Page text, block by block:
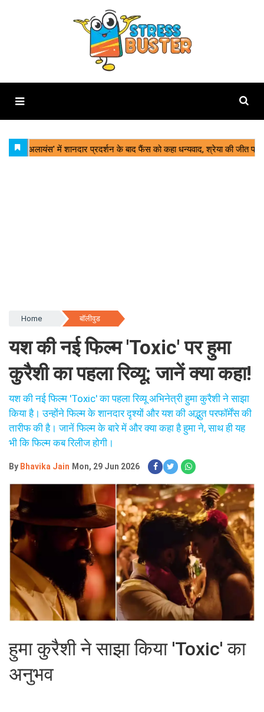
Home बॉलीवुड
यश की नई फिल्म 'Toxic' पर हुमा
कुरैशी का पहला रिव्यू: जानें क्या कहा!
यश की नई फिल्म 'Toxic' का पहला रिव्यू अभिनेत्री हुमा कुरैशी ने साझा
किया है। उन्होंने फिल्म के शानदार दृश्यों और यश की अद्भुत परफॉर्मेंस की
तारीफ की है। जानें फिल्म के बारे में और क्या कहा है हुमा ने, साथ ही यह
भी कि फिल्म कब रिलीज होगी।
By Bhavika Jain Mon, 29 Jun 2026
हुमा कुरैशी ने साझा किया 'Toxic' का
अनुभव